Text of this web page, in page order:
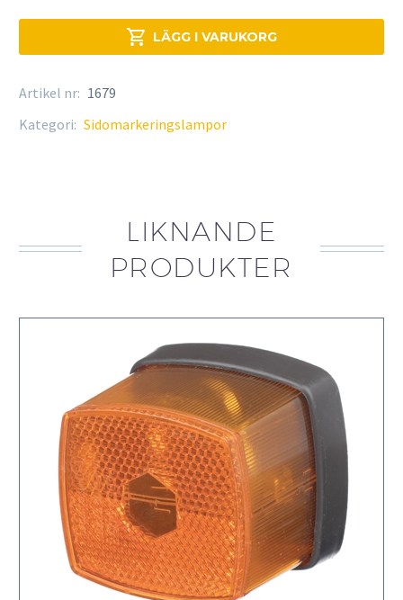
 LÄGG I VARUKORG
Artikel nr: 1679
Kategori: Sidomarkeringslampor
LIKNANDE
PRODUKTER